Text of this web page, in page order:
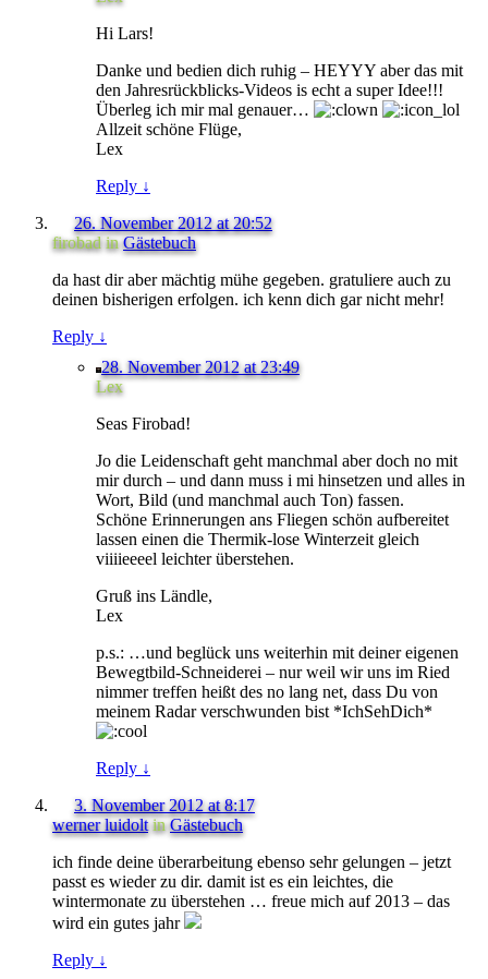
Hi Lars!
Danke und bedien dich ruhig – HEYYY aber das mit
den Jahresrückblicks-Videos is echt a super Idee!!!
Überleg ich mir mal genauer…
Allzeit schöne Flüge,
Lex
Reply ↓
26. November 2012 at 20:52
firobad inGästebuch
da hast dir aber mächtig mühe gegeben. gratuliere auch zu
deinen bisherigen erfolgen. ich kenn dich gar nicht mehr!
Reply ↓
28. November 2012 at 23:49
Lex
Seas Firobad!
Jo die Leidenschaft geht manchmal aber doch no mit
mir durch – und dann muss i mi hinsetzen und alles in
Wort, Bild (und manchmal auch Ton) fassen.
Schöne Erinnerungen ans Fliegen schön aufbereitet
lassen einen die Thermik-lose Winterzeit gleich
viiiieeeel leichter überstehen.
Gruß ins Ländle,
Lex
p.s.: …und beglück uns weiterhin mit deiner eigenen
Bewegtbild-Schneiderei – nur weil wir uns im Ried
nimmer treffen heißt des no lang net, dass Du von
meinem Radar verschwunden bist *IchSehDich*
Reply ↓
3. November 2012 at 8:17
werner luidoltinGästebuch
ich finde deine überarbeitung ebenso sehr gelungen – jetzt
passt es wieder zu dir. damit ist es ein leichtes, die
wintermonate zu überstehen … freue mich auf 2013 – das
wird ein gutes jahr
Reply ↓